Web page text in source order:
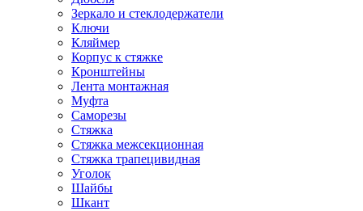
Зеркало и стеклодержатели
Ключи
Кляймер
Корпус к стяжке
Кронштейны
Лента монтажная
Муфта
Саморезы
Стяжка
Стяжка межсекционная
Стяжка трапецивидная
Уголок
Шайбы
Шкант